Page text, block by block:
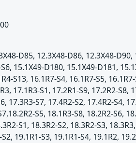
D85, 12.3X48-D86, 12.3X48-D90,
15.1X49-D180, 15.1X49-D181,
S13, 16.1R7-S4, 16.1R7-S5,
17.1R3-S1, 17.2R1-S9, 17.2R2-S8,
17.3R3-S7, 17.4R2-S2, 17.4R2-S4,
S5, 18.1R3-S8, 18.2R2-S6,
S1, 18.3R2-S2, 18.3R2-S3,
19.1R1-S3, 19.1R1-S4, 19.1R2,